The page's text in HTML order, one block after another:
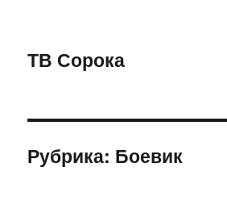
ТВ Сорока
Рубрика: Боевик